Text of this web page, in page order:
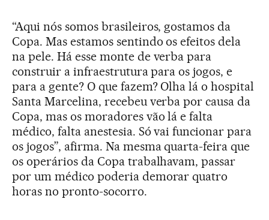
“Aqui nós somos brasileiros, gostamos da
Copa. Mas estamos sentindo os efeitos dela
na pele. Há esse monte de verba para
construir a infraestrutura para os jogos, e
para a gente? O que fazem? Olha lá o hospital
Santa Marcelina, recebeu verba por causa da
Copa, mas os moradores vão lá e falta
médico, falta anestesia. Só vai funcionar para
os jogos”, afirma. Na mesma quarta-feira que
os operários da Copa trabalhavam, passar
por um médico poderia demorar quatro
horas no pronto-socorro.